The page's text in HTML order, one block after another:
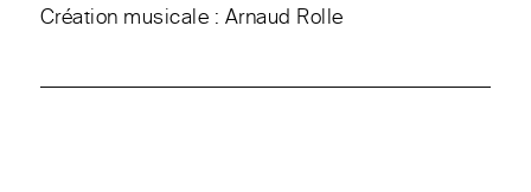
Création musicale : Arnaud Rolle